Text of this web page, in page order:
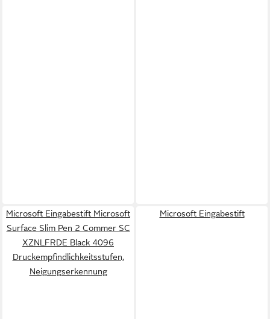
Microsoft Eingabestift Microsoft
Surface Slim Pen 2 Commer SC
XZNLFRDE Black 4096
Druckempfindlichkeitsstufen,
Neigungserkennung
Microsoft Eingabestift